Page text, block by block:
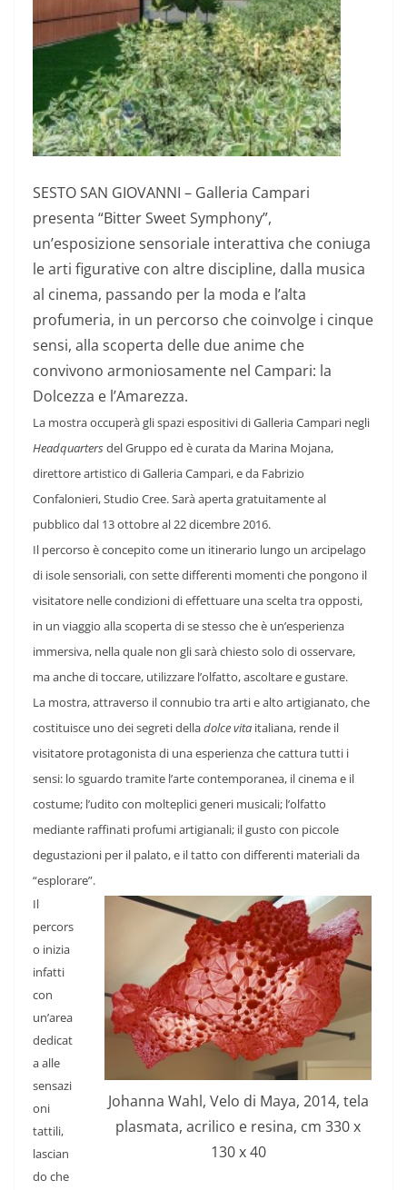
SESTO SAN GIOVANNI – Galleria Campari
presenta “Bitter Sweet Symphony”,
un’esposizione sensoriale interattiva che coniuga
le arti figurative con altre discipline, dalla musica
al cinema, passando per la moda e l’alta
profumeria, in un percorso che coinvolge i cinque
sensi, alla scoperta delle due anime che
convivono armoniosamente nel Campari: la
Dolcezza e l’Amarezza.
La mostra occuperà gli spazi espositivi di Galleria Campari negli
Headquartersdel Gruppo ed è curata da Marina Mojana,
direttore artistico di Galleria Campari, e da Fabrizio
Confalonieri, Studio Cree. Sarà aperta gratuitamente al
pubblico dal 13 ottobre al 22 dicembre 2016.
Il percorso è concepito come un itinerario lungo un arcipelago
di isole sensoriali, con sette differenti momenti che pongono il
visitatore nelle condizioni di effettuare una scelta tra opposti,
in un viaggio alla scoperta di se stesso che è un’esperienza
immersiva, nella quale non gli sarà chiesto solo di osservare,
ma anche di toccare, utilizzare l’olfatto, ascoltare e gustare.
La mostra, attraverso il connubio tra arti e alto artigianato, che
costituisce uno dei segreti delladolce vita italiana, rende il
visitatore protagonista di una esperienza che cattura tutti i
sensi: lo sguardo tramite l’arte contemporanea, il cinema e il
costume; l’udito con molteplici generi musicali; l’olfatto
mediante raffinati profumi artigianali; il gusto con piccole
degustazioni per il palato, e il tatto con differenti materiali da
“esplorare”.
Johanna Wahl, Velo di Maya, 2014, tela
plasmata, acrilico e resina, cm 330 x
130 x 40
Il
percors
o inizia
infatti
con
un’area
dedicat
a alle
sensazi
oni
tattili,
lascian
do che